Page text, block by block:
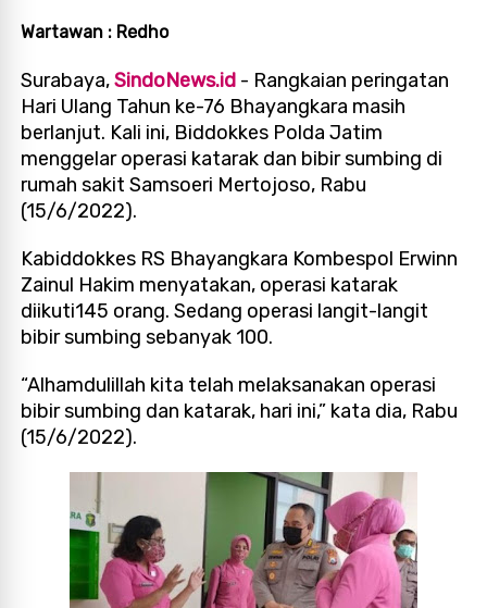
Wartawan : Redho
Surabaya,SindoNews.id - Rangkaian peringatan
Hari Ulang Tahun ke-76 Bhayangkara masih
berlanjut. Kali ini, Biddokkes Polda Jatim
menggelar operasi katarak dan bibir sumbing di
rumah sakit Samsoeri Mertojoso, Rabu
(15/6/2022).
Kabiddokkes RS Bhayangkara Kombespol Erwinn
Zainul Hakim menyatakan, operasi katarak
diikuti145 orang. Sedang operasi langit-langit
bibir sumbing sebanyak 100.
“Alhamdulillah kita telah melaksanakan operasi
bibir sumbing dan katarak, hari ini,” kata dia, Rabu
(15/6/2022).